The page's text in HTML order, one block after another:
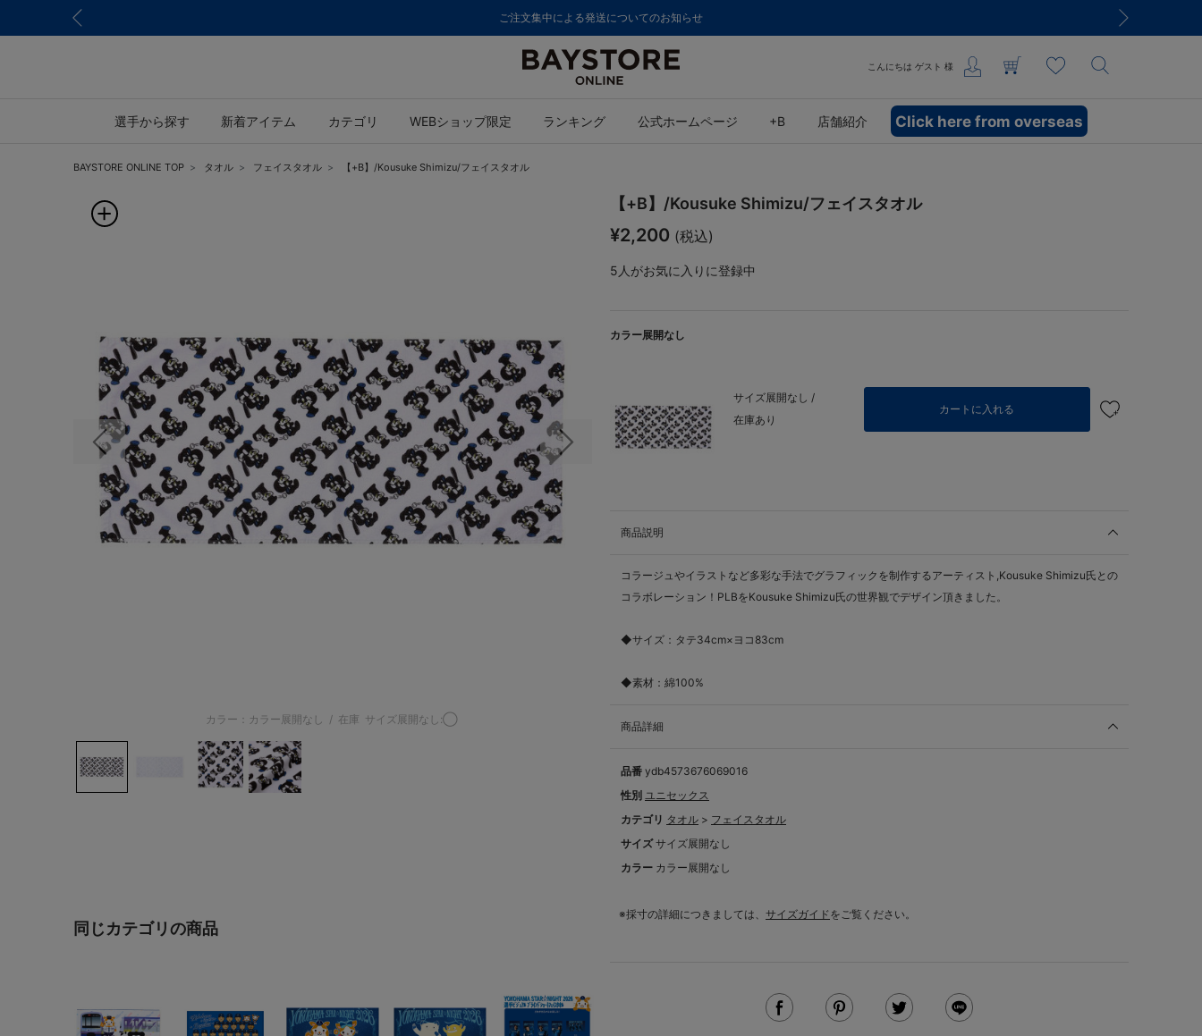
8,000円(税込)以上のご購入で送料無料
こんにちは ゲスト 様
選手から探す 新着アイテム カテゴリ WEBショップ限定 ランキング 公式ホームページ +B 店舗紹介 Click here from overseas
BAYSTORE ONLINE TOP タオル フェイスタオル 【+B】/Kousuke Shimizu/フェイスタオル
前の画像 次の画像
カラー：カラー展開なし / 在庫 サイズ展開なし:◯
同じカテゴリの商品
【+B】/Kousuke Shimizu/フェイスタオル
¥2,200 (税込)
5 人がお気に入りに登録中
カラー展開なし
サイズ展開なし /
在庫あり
カートに入れる
商品説明
コラージュやイラストなど多彩な手法でグラフィックを制作するアーティスト,Kousuke Shimizu氏との
コラボレーション！PLBをKousuke Shimizu氏の世界観でデザイン頂きました。
◆サイズ：タテ34cm×ヨコ83cm
◆素材：綿100%
商品詳細
品番 ydb4573676069016
性別 ユニセックス
カテゴリ タオル > フェイスタオル
サイズ サイズ展開なし
カラー カラー展開なし
※採寸の詳細につきましては、 サイズガイドをご覧ください。